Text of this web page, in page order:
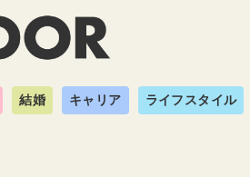
結婚 キャリア ライフスタイル